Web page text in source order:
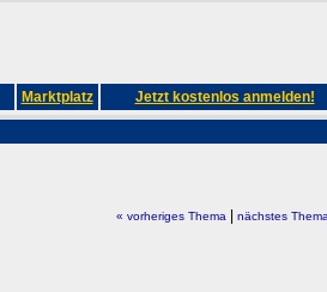
Marktplatz Jetzt kostenlos anmelden!
« vorheriges Thema| nächstes